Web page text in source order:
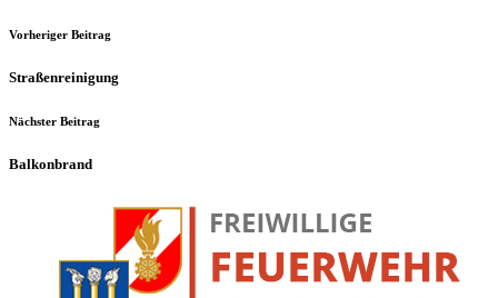
Vorheriger Beitrag
Straßenreinigung
Nächster Beitrag
Balkonbrand